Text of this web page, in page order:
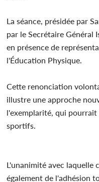
La séance, présidée par
par le Secrétaire Général
en présence de
l'Éducation Physique.
Cette renonciation
illustre une approche
l'exemplarité, qui
sportifs.
L'unanimité avec laquelle
également de l'adhésion